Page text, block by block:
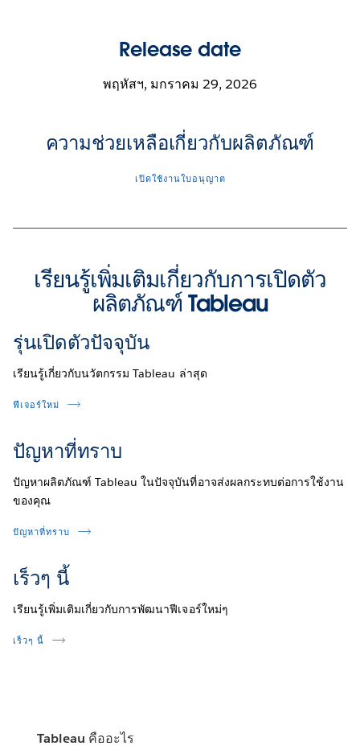
Release date
พฤหัสฯ, มกราคม 29, 2026
ความช่วยเหลือเกี่ยวกับผลิตภัณฑ์
เปิดใช้งานใบอนุญาต
เรียนรู้เพิ่มเติมเกี่ยวกับการเปิดตัว
ผลิตภัณฑ์ Tableau
รุ่นเปิดตัวปัจจุบัน
เรียนรู้เกี่ยวกับนวัตกรรม Tableau ล่าสุด
ฟีเจอร์ใหม่
ปัญหาที่ทราบ
ปัญหาผลิตภัณฑ์ Tableau ในปัจจุบันที่อาจส่งผลกระทบต่อการใช้งาน
ของคุณ
ปัญหาที่ทราบ
เร็วๆ นี้
เรียนรู้เพิ่มเติมเกี่ยวกับการพัฒนาฟีเจอร์ใหม่ๆ
เร็วๆ นี้
Tableau คืออะไร